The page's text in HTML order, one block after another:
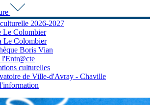
2026-2027
Le Colombier
Le Colombier
Boris Vian
l'Entr@cte
culturelles
de Ville-d'Avray - Chaville